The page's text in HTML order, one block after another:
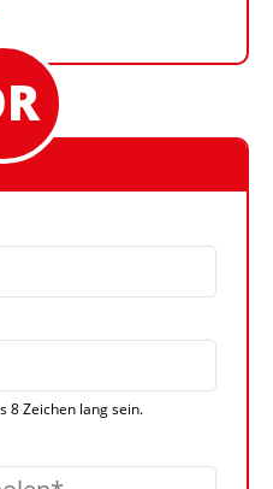
8 Zeichen lang sein.